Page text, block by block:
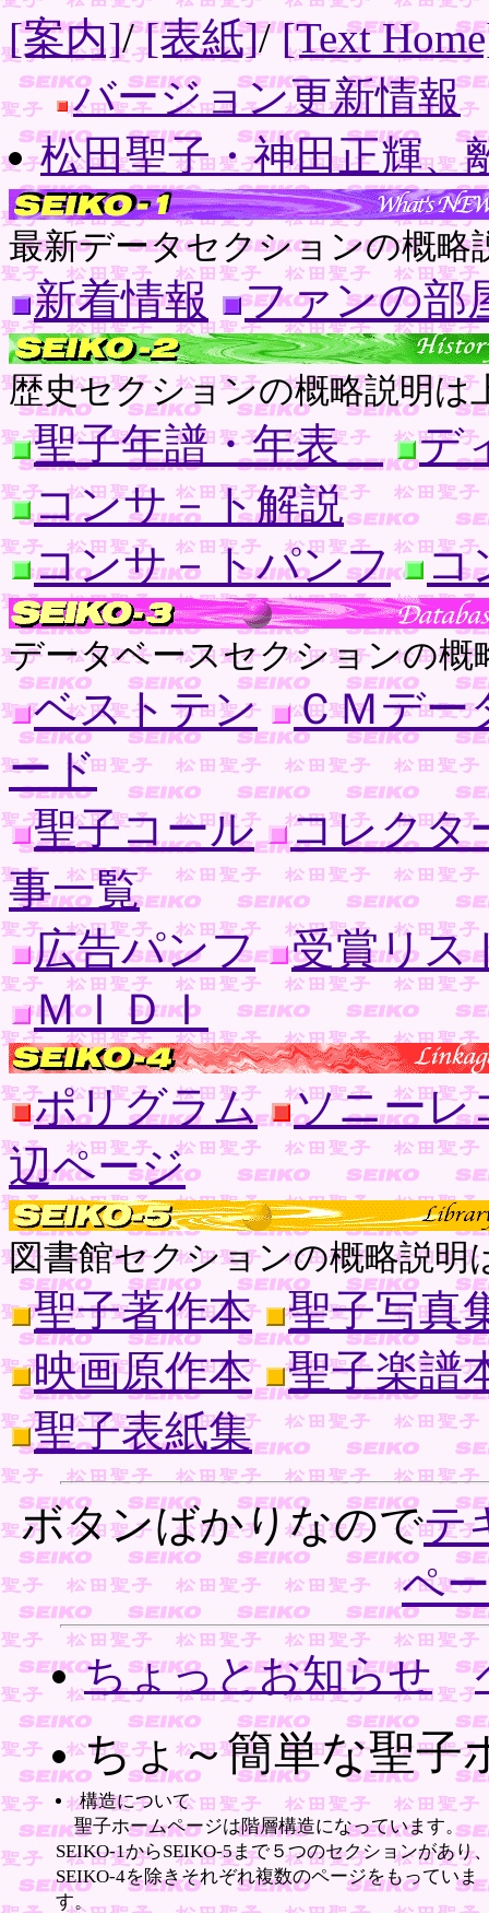
[案内]/[表紙]/[Text
バージョン更新情報
松田聖子・神田正輝、
最新データセクションの概
新着情報 ファンの部
歴史セクションの概略説明は
聖子年譜・年表
デ
コンサ－ト解説
コンサ－トパンフ
コ
データベースセクションの
ベストテン
ＣＭデー
ード
聖子コール
コレクタ
事一覧
広告パンフ
受賞リス
ＭＩＤＩ
ポリグラム
ソニーレ
辺ページ
図書館セクションの概略説明
聖子著作本
聖子写真
映画原作本
聖子楽譜
聖子表紙集
ボタンばかりなのでテ
ペ
ちょっとお知らせ
ちょ～簡単な聖子
構造について
聖子ホームページは階層構造になっています。
SEIKO-1からSEIKO-5まで５つのセクションがあり
SEIKO-4を除きそれぞれ複数のページをもっていま
す。